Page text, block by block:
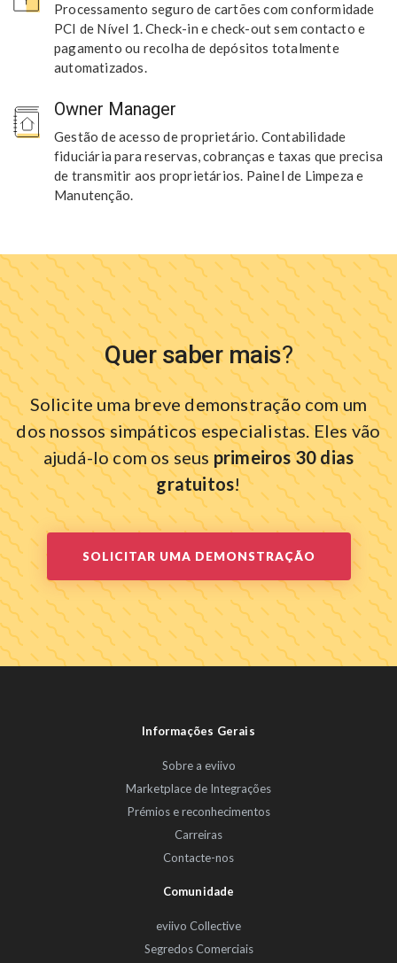
Processamento seguro de cartões com conformidade
PCI de Nível 1. Check-in e check-out sem contacto e
pagamento ou recolha de depósitos totalmente
automatizados.
Owner Manager
Gestão de acesso de proprietário. Contabilidade
fiduciária para reservas, cobranças e taxas que precisa
de transmitir aos proprietários. Painel de Limpeza e
Manutenção.
Quer saber mais?
Solicite uma breve demonstração com um
dos nossos simpáticos especialistas.Eles vão
ajudá-lo com os seus primeiros 30 dias
gratuitos!
SOLICITAR UMA DEMONSTRAÇÃO
Informações Gerais
Sobre a eviivo
Marketplace de Integrações
Prémios e reconhecimentos
Carreiras
Contacte-nos
Comunidade
eviivo Collective
Segredos Comerciais